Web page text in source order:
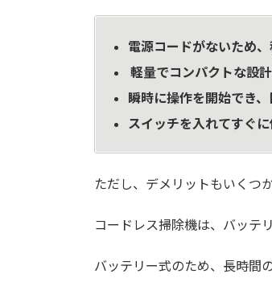
電源コードがないため、
軽量でコンパクトな設
瞬時に操作を開始でき
スイッチを入れてすぐ
ただし、デメリットもいくつか
コードレス掃除機は、バッテ
バッテリー式のため、長時間